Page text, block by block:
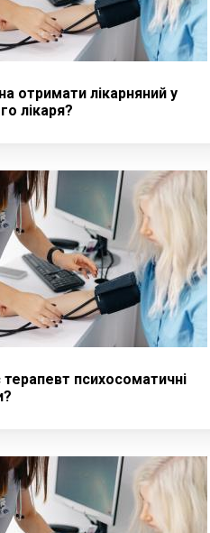
отримати лікарняний у
лікаря?
терапевт психосоматичні